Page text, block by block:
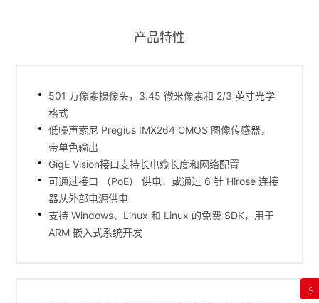
产品特性
501 万像素摄像头，3.45 微米像素和 2/3 英寸光学
格式
低噪声索尼 Pregius IMX264 CMOS 图像传感器，
带单色输出
GigE Vision接口支持长电缆长度和网络配置
可通过接口 （PoE） 供电，或通过 6 针 Hirose 连接
器从外部电源供电
支持 Windows、Linux 和 Linux 的免费 SDK，用于
ARM 嵌入式系统开发
<